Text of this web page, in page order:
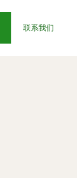
联系我们